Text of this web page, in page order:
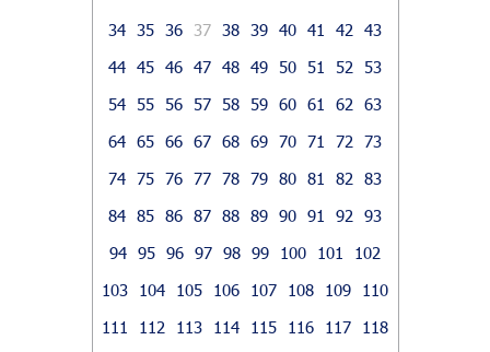
34 35 36 37 38 39 40 41 42
43
44 45 46 47 48 49 50 51 52
53
54 55 56 57 58 59 60 61 62
63
64 65 66 67 68 69 70 71 72
73
74 75 76 77 78 79 80 81 82
83
84 85 86 87 88 89 90 91 92
93
94 95 96 97 98 99 100 101
102
103
104 105 106 107 108 109
110
111
112 113 114 115 116 117
118